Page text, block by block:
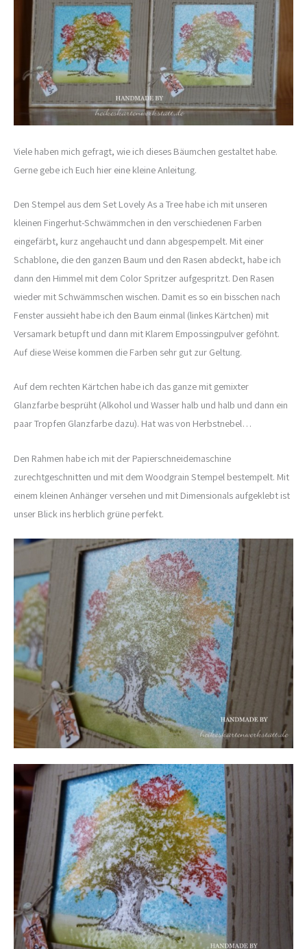
Viele haben mich gefragt, wie ich dieses Bäumchen gestaltet habe.
Gerne gebe ich Euch hier eine kleine Anleitung.
Den Stempel aus dem Set Lovely As a Tree habe ich mit unseren
kleinen Fingerhut-Schwämmchen in den verschiedenen Farben
eingefärbt, kurz angehaucht und dann abgespempelt. Mit einer
Schablone, die den ganzen Baum und den Rasen abdeckt, habe ich
dann den Himmel mit dem Color Spritzer aufgespritzt. Den Rasen
wieder mit Schwämmschen wischen. Damit es so ein bisschen nach
Fenster aussieht habe ich den Baum einmal (linkes Kärtchen) mit
Versamark betupft und dann mit Klarem Empossingpulver geföhnt.
Auf diese Weise kommen die Farben sehr gut zur Geltung.
Auf dem rechten Kärtchen habe ich das ganze mit gemixter
Glanzfarbe besprüht (Alkohol und Wasser halb und halb und dann ein
paar Tropfen Glanzfarbe dazu). Hat was von Herbstnebel…
Den Rahmen habe ich mit der Papierschneidemaschine
zurechtgeschnitten und mit dem Woodgrain Stempel bestempelt. Mit
einem kleinen Anhänger versehen und mit Dimensionals aufgeklebt ist
unser Blick ins herblich grüne perfekt.